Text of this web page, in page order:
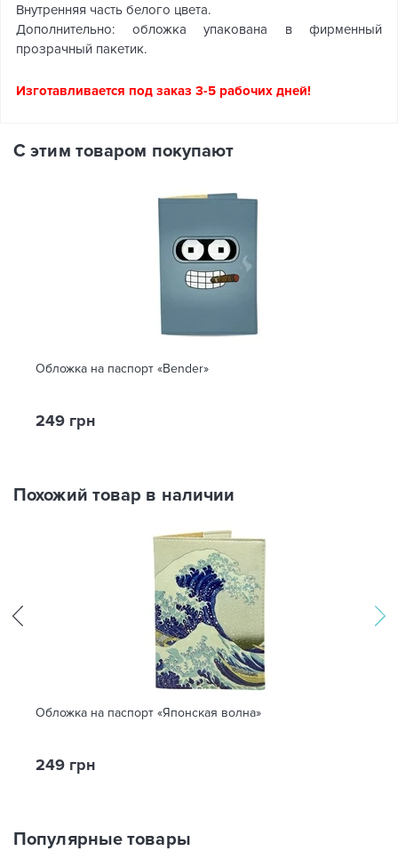
Внутренняя часть белого цвета.
Дополнительно: обложка упакована в фирменный
прозрачный пакетик.
Изготавливается под заказ 3-5 рабочих дней!
С этим товаром покупают
Обложка на паспорт «Bender»
249 грн
Похожий товар в наличии
Обложка на паспорт «Японская волна»
249 грн
Популярные товары